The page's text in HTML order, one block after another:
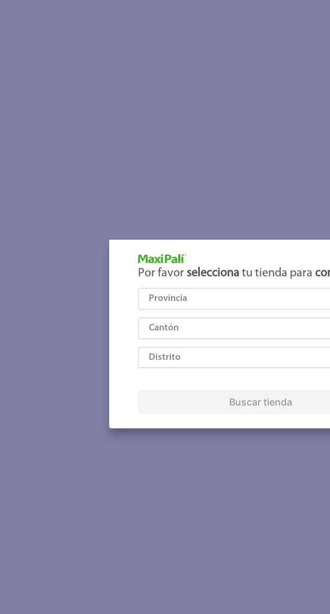
Por favor selecciona tu tienda para
Provincia
Cantón
Distrito
Buscar tienda